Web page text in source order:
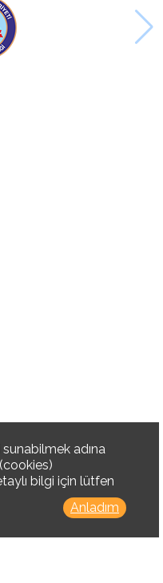
adına
bilgi için lütfen
Anladım